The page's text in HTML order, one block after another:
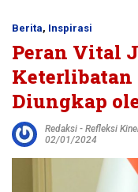
Berita, Inspirasi
Peran Vital
Keterlibatan
Diungkap
Redaksi - Refleksi
02/01/2024